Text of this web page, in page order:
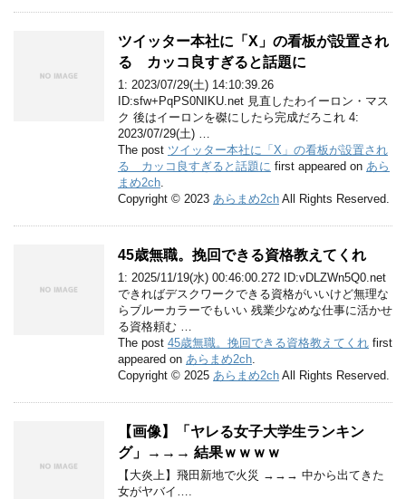
ツイッター本社に「X」の看板が設置され
る カッコ良すぎると話題に
1: 2023/07/29(土) 14:10:39.26
ID:sfw+PqPS0NIKU.net 見直したわイーロン・マス
ク 後はイーロンを磔にしたら完成だろこれ 4:
2023/07/29(土) …
The post ツイッター本社に「X」の看板が設置され
る カッコ良すぎると話題に first appeared on あら
まめ2ch
Copyright © 2023 あらまめ2ch All Rights Reserved.
45歳無職。挽回できる資格教えてくれ
1: 2025/11/19(水) 00:46:00.272 ID:vDLZWn5Q0.net
できればデスクワークできる資格がいいけど無理な
らブルーカラーでもいい 残業少なめな仕事に活かせ
る資格頼む …
The post 45歳無職。挽回できる資格教えてくれ first
appeared on あらまめ2ch
Copyright © 2025 あらまめ2ch All Rights Reserved.
【画像】「ヤレる女子大学生ランキン
グ」→→→ 結果ｗｗｗｗ
【大炎上】飛田新地で火災 →→→ 中から出てきた
女がヤバイ….